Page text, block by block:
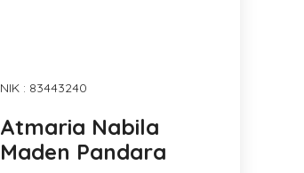
NIK : 83443240
Atmaria Nabila
Maden Pandara